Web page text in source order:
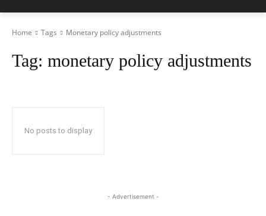
Home Tags Monetary policy adjustments
Tag: monetary policy adjustments
No posts to display
- Advertisement -